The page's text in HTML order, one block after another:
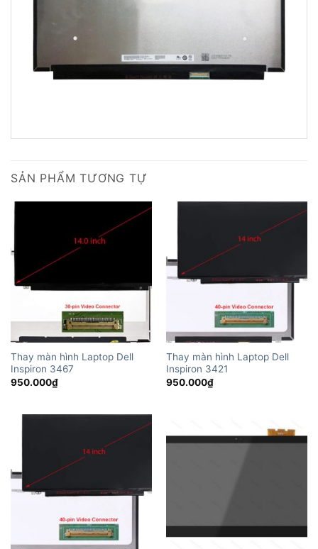
SẢN PHẨM TƯƠNG TỰ
Thay màn hình Laptop Dell
Inspiron 3467
950.000₫
Thay màn hình Laptop Dell
Inspiron 3421
950.000₫